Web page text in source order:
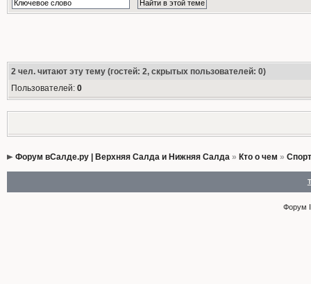
2чел. читают эту тему (гостей: 2, скрытых пользователей: 0)
Пользователей: 0
Форум вСалде.ру | Верхняя Салда и Нижняя Салда» Кто о чем »
Форум